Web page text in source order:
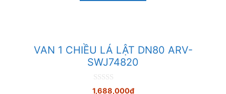
5
VAN 1 CHIỀU LÁ LẬT DN80 ARV-
SWJ74820
0
1,688,000₫